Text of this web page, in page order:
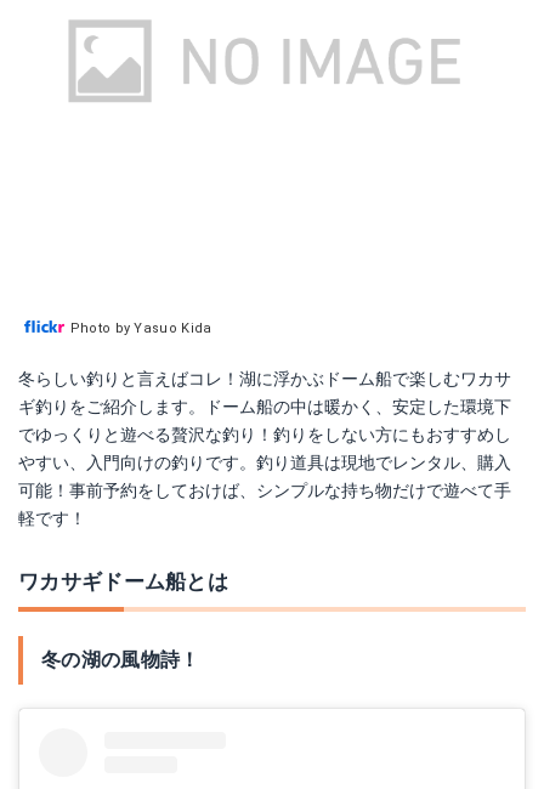
Photo by Yasuo Kida
冬らしい釣りと言えばコレ！湖に浮かぶドーム船で楽しむワカサ
ギ釣りをご紹介します。ドーム船の中は暖かく、安定した環境下
でゆっくりと遊べる贅沢な釣り！釣りをしない方にもおすすめし
やすい、入門向けの釣りです。釣り道具は現地でレンタル、購入
可能！事前予約をしておけば、シンプルな持ち物だけで遊べて手
軽です！
ワカサギドーム船とは
冬の湖の風物詩！